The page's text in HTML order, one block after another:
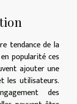
tendance de la
popularité ces
ajouter une
les utilisateurs.
des